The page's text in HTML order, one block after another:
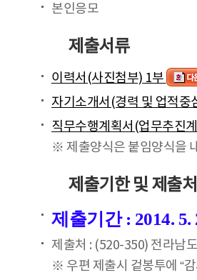
본인응모
제출서류
이력서(사진첨부) 1부
자기소개서(경력 및 업적중
직무수행계획서(업무추진
※ 제출양식은 붙임양식을
제출기한 및 제출처
제출기간 : 2014. 5.
제출처 : (520-350) 전라남
※ 우편 제출시 겉봉투에 “